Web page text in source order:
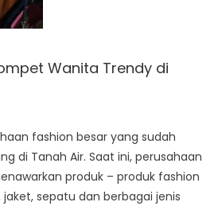
Wanita Trendy di
fashion besar yang sudah
di Tanah Air. Saat ini, perusahaan
produk – produk fashion
sepatu dan berbagai jenis